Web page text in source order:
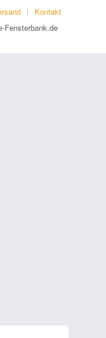
Kontakt
Fensterbank.de